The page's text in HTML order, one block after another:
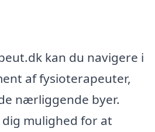
kan du navigere i
af fysioterapeuter,
nærliggende byer.
mulighed for at